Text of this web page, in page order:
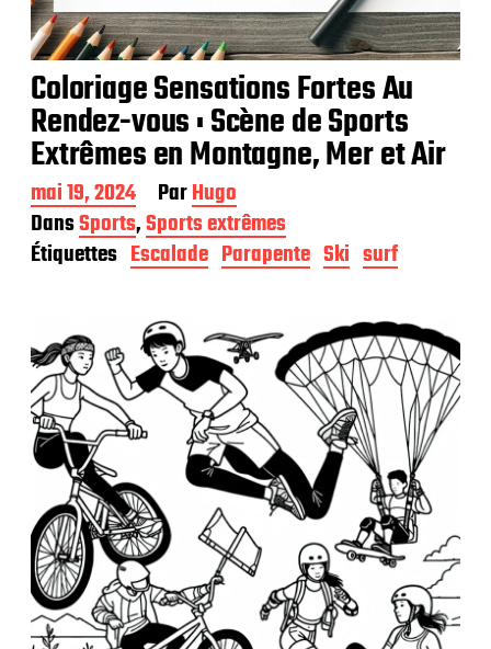
Coloriage Sensations Fortes Au
Rendez-vous : Scène de Sports
Extrêmes en Montagne, Mer et Air
D
a
t
e
u
b
l
i
c
a
o
n
mai 19, 2024 ParHugo
DansSports,Sports extrêmes
Étiquettes Escalade Parapente Ski surf